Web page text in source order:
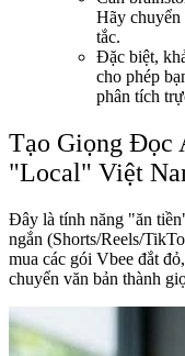
Hãy chuyển
tắc.
Đặc biệt,
cho phép
phân tích
Tạo Giọng Đọc
"Local" Việt
Đây là tính năng "ăn
ngắn (Shorts/Reels/
mua các gói Vbee đắt
chuyển văn bản thành